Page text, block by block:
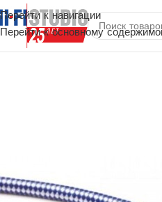
Перейти к навигации
Перейти к основному